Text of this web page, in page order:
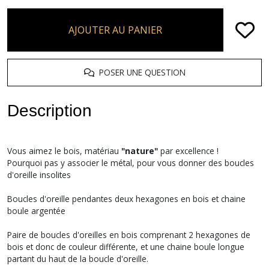
AJOUTER AU PANIER
POSER UNE QUESTION
Description
Vous aimez le bois, matériau "nature" par excellence !
Pourquoi pas y associer le métal, pour vous donner des boucles
d'oreille insolites
Boucles d'oreille pendantes deux hexagones en bois et chaine
boule argentée
Paire de boucles d'oreilles en bois comprenant 2 hexagones de
bois et donc de couleur différente, et une chaine boule longue
partant du haut de la boucle d'oreille.